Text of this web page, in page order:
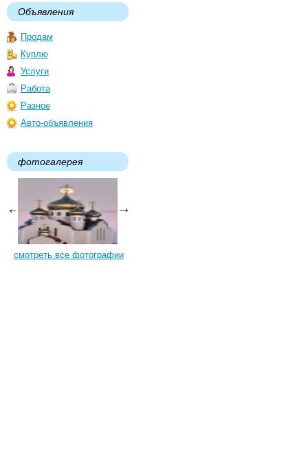
Объявления
Продам
Куплю
Услуги
Работа
Разное
Авто-объявления
фотогалерея
смотреть все фотографии